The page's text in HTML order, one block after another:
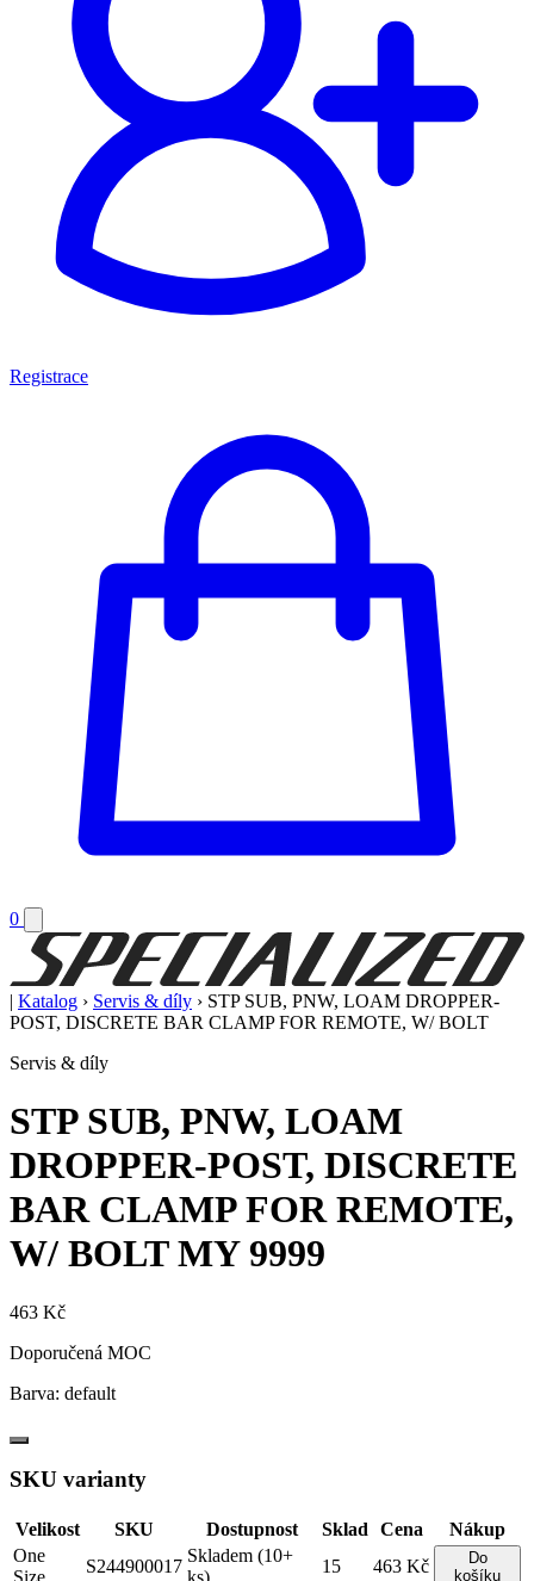
Registrace
0
| Katalog › Servis & díly › STP SUB, PNW, LOAM DROPPER-
POST, DISCRETE BAR CLAMP FOR REMOTE, W/ BOLT
Servis & díly
STP SUB, PNW, LOAM
DROPPER-POST, DISCRETE
BAR CLAMP FOR REMOTE,
W/ BOLTMY 9999
463 Kč
Doporučená MOC
Barva: default
SKU varianty
Velikost SKU Dostupnost Sklad Cena
Nákup
One
S244900017
Skladem (10+
15 463 Kč
Do
košíku